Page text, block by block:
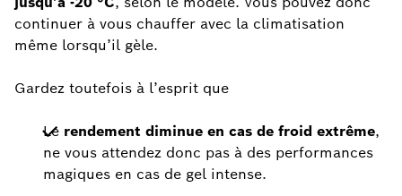
continuer à vous chauffer avec la climatisation
même lorsqu’il gèle.
Gardez toutefois à l’esprit que
Le rendement diminue en cas de froid extrême,
ne vous attendez donc pas à des performances
magiques en cas de gel intense.